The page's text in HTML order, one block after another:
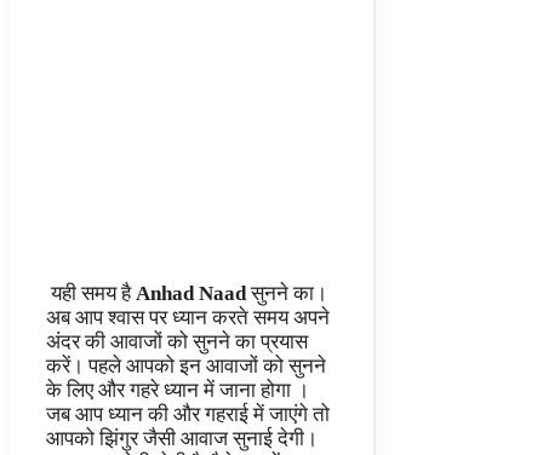
यही समय हैAnhad Naadसुनने का।
अब आप श्वास पर ध्यान करते समय अपने
अंदर की आवाजों को सुनने का प्रयास
करें। पहले आपको इन आवाजों को सुनने
के लिए और गहरे ध्यान में जाना होगा ।
जब आप ध्यान की और गहराई में जाएंगे तो
आपको झिंगुर जैसी आवाज सुनाई देगी।